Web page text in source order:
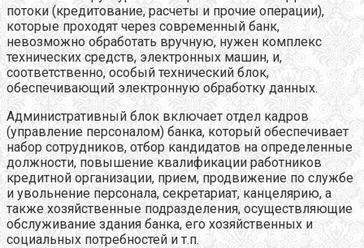
потоки (кредитование, расчеты и прочие операции),
которые проходят через современный банк,
невозможно обработать вручную, нужен комплекс
технических средств, электронных машин, и,
соответственно, особый технический блок,
обеспечивающий электронную обработку данных.
Административный блок включает отдел кадров
(управление персоналом) банка, который обеспечивает
набор сотрудников, отбор кандидатов на определенные
должности, повышение квалификации работников
кредитной организации, прием, продвижение по службе
и увольнение персонала, секретариат, канцелярию, а
также хозяйственные подразделения, осуществляющие
обслуживание здания банка, его хозяйственных и
социальных потребностей и т.п.